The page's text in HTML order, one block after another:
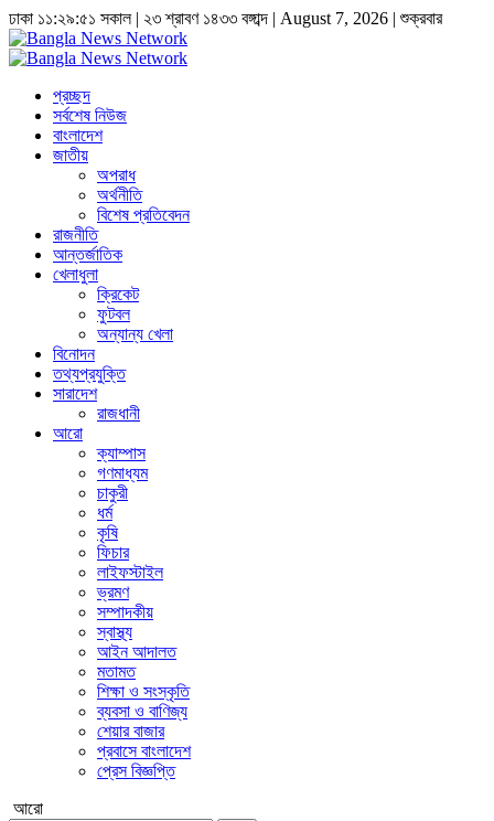
ঢাকা ১১:২৯:৫২ সকাল | ২৩ শ্রাবণ ১৪৩৩ বঙ্গাব্দ | August 7, 2026 |শুক্রবার
প্রচ্ছদ
সর্বশেষ নিউজ
বাংলাদেশ
জাতীয়
অপরাধ
অর্থনীতি
বিশেষ প্রতিবেদন
রাজনীতি
আন্তর্জাতিক
খেলাধুলা
ক্রিকেট
ফুটবল
অন্যান্য খেলা
বিনোদন
তথ্যপ্রযুক্তি
সারাদেশ
রাজধানী
আরো
ক্যাম্পাস
গণমাধ্যম
চাকুরী
ধর্ম
কৃষি
ফিচার
লাইফস্টাইল
ভ্রমণ
সম্পাদকীয়
স্বাস্থ্য
আইন আদালত
মতামত
শিক্ষা ও সংস্কৃতি
ব্যবসা ও বাণিজ্য
শেয়ার বাজার
প্রবাসে বাংলাদেশ
প্রেস বিজ্ঞপ্তি
আরো